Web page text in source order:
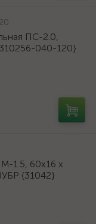
ПС-2.0,
040-120}
1.5, 60х16 х
{31042}